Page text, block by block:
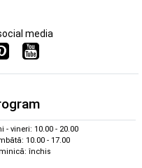
media
- vineri: 10.00 - 20.00
10.00 - 17.00
închis